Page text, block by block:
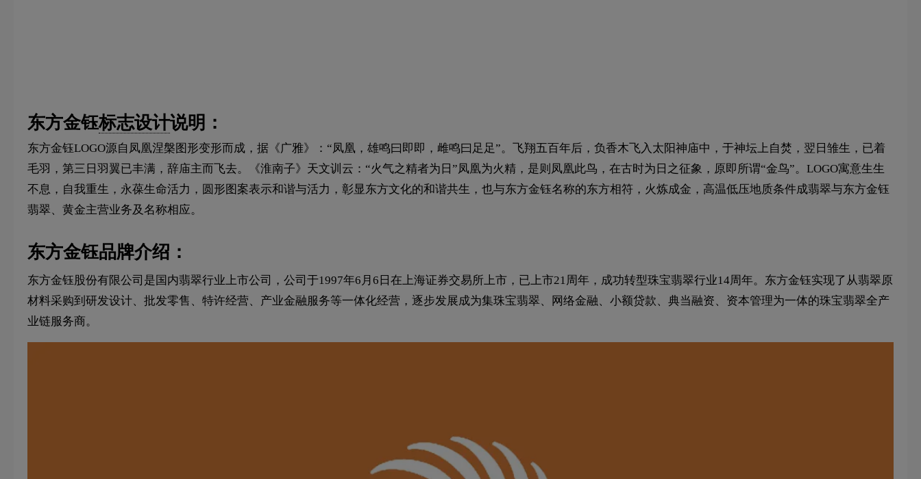
东方金钰标志设计说明：
东方金钰LOGO源自凤凰涅槃图形变形而成，据《广雅》：“凤凰，雄鸣曰即即，雌鸣曰足足”。飞翔五百年后，负香木飞入太阳神庙中，于神坛上自焚，翌日雏生，已着
毛羽，第三日羽翼已丰满，辞庙主而飞去。《淮南子》天文训云：“火气之精者为日”凤凰为火精，是则凤凰此鸟，在古时为日之征象，原即所谓“金鸟”。LOGO寓意生生
不息，自我重生，永葆生命活力，圆形图案表示和谐与活力，彰显东方文化的和谐共生，也与东方金钰名称的东方相符，火炼成金，高温低压地质条件成翡翠与东方金钰
翡翠、黄金主营业务及名称相应。
东方金钰品牌介绍：
东方金钰股份有限公司是国内翡翠行业上市公司，公司于1997年6月6日在上海证券交易所上市，已上市21周年，成功转型珠宝翡翠行业14周年。东方金钰实现了从翡翠原
材料采购到研发设计、批发零售、特许经营、产业金融服务等一体化经营，逐步发展成为集珠宝翡翠、网络金融、小额贷款、典当融资、资本管理为一体的珠宝翡翠全产
业链服务商。